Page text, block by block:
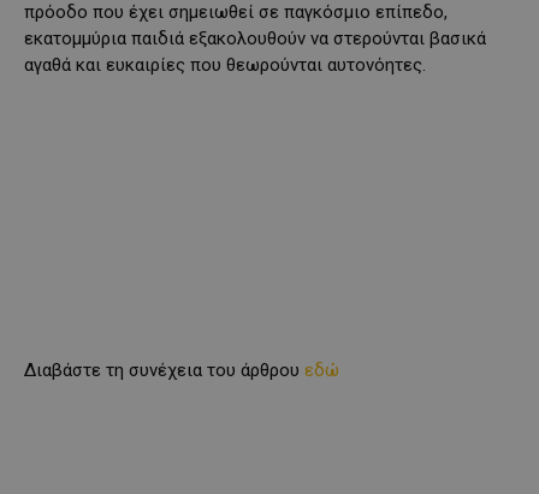
πρόοδο που έχει σημειωθεί σε παγκόσμιο επίπεδο,
εκατομμύρια παιδιά εξακολουθούν να στερούνται βασικά
αγαθά και ευκαιρίες που θεωρούνται αυτονόητες.
Διαβάστε τη συνέχεια του άρθρου εδώ